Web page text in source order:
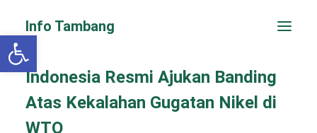
Info Tambang
Indonesia Resmi Ajukan Banding
Atas Kekalahan Gugatan Nikel di
WTO
Open toolbar